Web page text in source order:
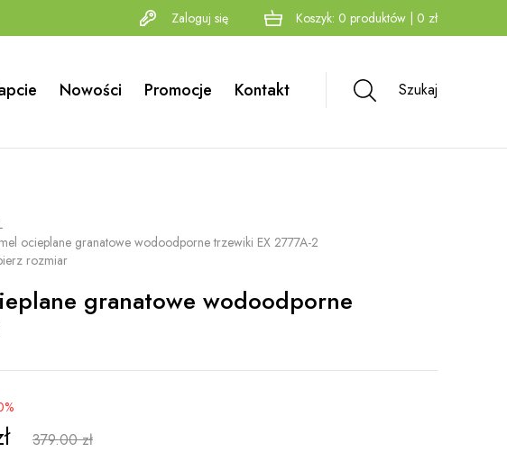
Zaloguj się Koszyk: 0 produktów 0 zł
Nowości Promocje Kontakt Szukaj
ocieplane granatowe wodoodporne trzewiki EX 2777A-2
rozmiar
granatowe wodoodporne
379.00 zł